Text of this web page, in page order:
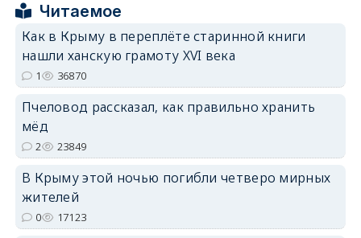
erid: 2SDnjcrDNw6
Читаемое
Как в Крыму в переплёте старинной книги
нашли ханскую грамоту XVI века
1 36870
Пчеловод рассказал, как правильно хранить
мёд
2 23849
В Крыму этой ночью погибли четверо мирных
жителей
0 17123